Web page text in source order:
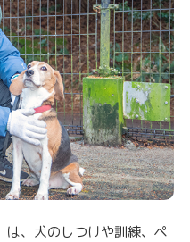
は、犬のしつけや訓練、ペ